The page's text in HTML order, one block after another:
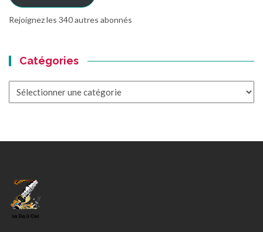
Rejoignez les 340 autres abonnés
Catégories